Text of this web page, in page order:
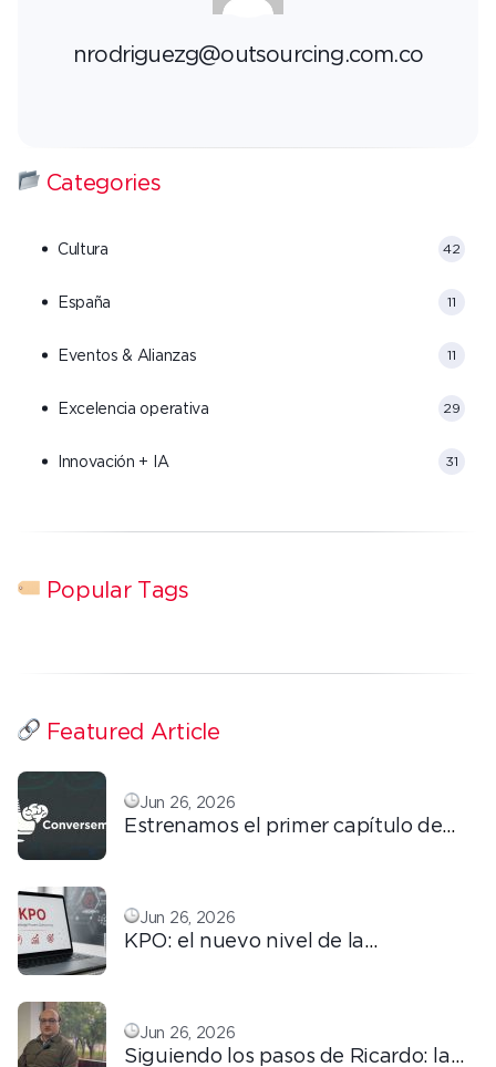
nrodriguezg@outsourcing.com.co
Categories
Cultura 42
España 11
Eventos & Alianzas 11
Excelencia operativa 29
Innovación + IA 31
Popular Tags
Featured Article
Jun 26, 2026
Estrenamos el primer capítulo de
Jun 26, 2026
KPO: el nuevo nivel de la
Jun 26, 2026
Siguiendo los pasos de Ricardo: la